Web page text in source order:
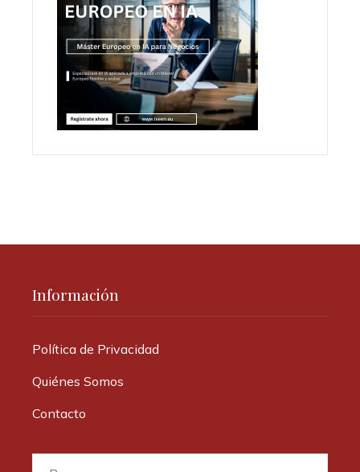
Información
Política de Privacidad
Quiénes Somos
Contacto